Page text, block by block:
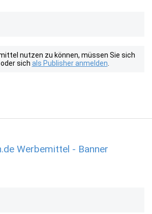
nutzen zu können, müssen Sie sich
sich als Publisher anmelden
Werbemittel - Banner